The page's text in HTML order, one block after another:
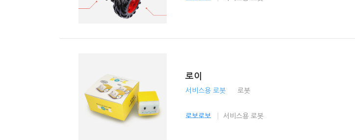
로이
서비스용 로봇 로봇
로보로보 서비스용 로봇